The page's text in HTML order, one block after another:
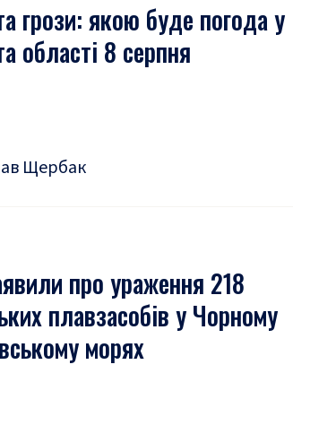
грози: якою буде погода у
області 8 серпня
Щербак
про ураження 218
плавзасобів у Чорному
морях